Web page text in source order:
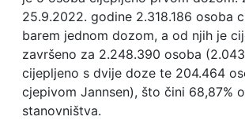
25.9.2022. godine 2.318.186 osoba
barem jednom dozom, a od njih je
završeno za 2.248.390 osoba
cijepljeno s dvije doze te 204.464
cjepivom Jannsen), što čini 68,87%
stanovništva.